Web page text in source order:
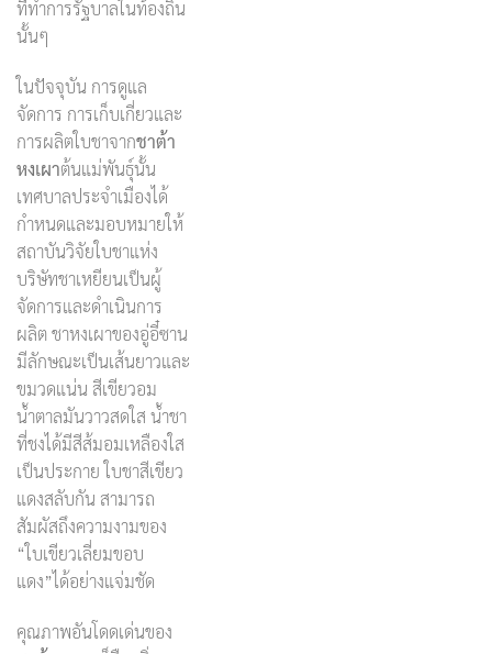
ที่ทำการรัฐบาลในท้องถิ่น
นั้นๆ
ในปัจจุบัน การดูแล
จัดการ การเก็บเกี่ยวและ
การผลิตใบชาจากชาต้า
หงเผาต้นแม่พันธุ์นั้น
เทศบาลประจำเมืองได้
กำหนดและมอบหมายให้
สถาบันวิจัยใบชาแห่ง
บริษัทชาเหยียนเป็นผู้
จัดการและดำเนินการ
ผลิต ชาหงเผาของอู่อี๋ซาน
มีลักษณะเป็นเส้นยาวและ
ขมวดแน่น สีเขียวอม
น้ำตาลมันวาวสดใส น้ำชา
ที่ชงได้มีสีส้มอมเหลืองใส
เป็นประกาย ใบชาสีเขียว
แดงสลับกัน สามารถ
สัมผัสถึงความงามของ
“ใบเขียวเลี่ยมขอบ
แดง”ได้อย่างแจ่มชัด
คุณภาพอันโดดเด่นของ